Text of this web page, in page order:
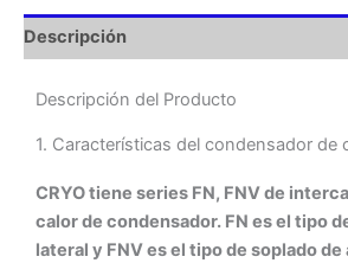
Descripción
Descripción del Producto
1. Características del condensador de
CRYO tiene series FN, FNV de
calor de condensador. FN es el tipo
lateral y FNV es el tipo de soplado